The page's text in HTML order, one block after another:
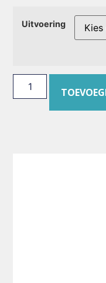
Uitvoering